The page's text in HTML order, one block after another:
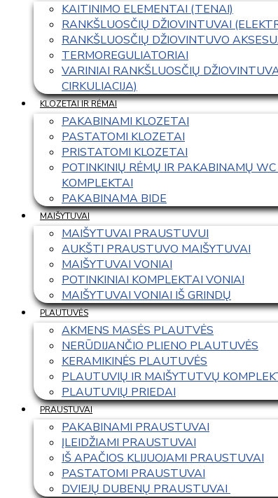
KAITINIMO ELEMENTAI (TENAI)
RANKŠLUOSČIŲ DŽIOVINTUVAI
RANKŠLUOSČIŲ DŽIOVINTUVO
TERMOREGULIATORIAI
VARINIAI RANKŠLUOSČIŲ
CIRKULIACIJA)
KLOZETAI IR RĖMAI
PAKABINAMI KLOZETAI
PASTATOMI KLOZETAI
PRISTATOMI KLOZETAI
POTINKINIŲ RĖMŲ IR PAKABINAMŲ WC
KOMPLEKTAI
PAKABINAMA BIDE
MAIŠYTUVAI
MAIŠYTUVAI PRAUSTUVUI
AUKŠTI PRAUSTUVO MAIŠYTUVAI
MAIŠYTUVAI VONIAI
POTINKINIAI KOMPLEKTAI VONIAI
MAIŠYTUVAI VONIAI IŠ GRINDŲ
PLAUTUVĖS
AKMENS MASĖS PLAUTVĖS
NERŪDIJANČIO PLIENO PLAUTUVĖS
KERAMIKINĖS PLAUTUVĖS
PLAUTUVIŲ IR MAIŠYTUTVŲ
PLAUTUVIŲ PRIEDAI
PRAUSTUVAI
PAKABINAMI PRAUSTUVAI
ĮLEIDŽIAMI PRAUSTUVAI
IŠ APAČIOS KLIJUOJAMI PRAUSTUVAI
PASTATOMI PRAUSTUVAI
DVIEJŲ DUBENŲ PRAUSTUVAI